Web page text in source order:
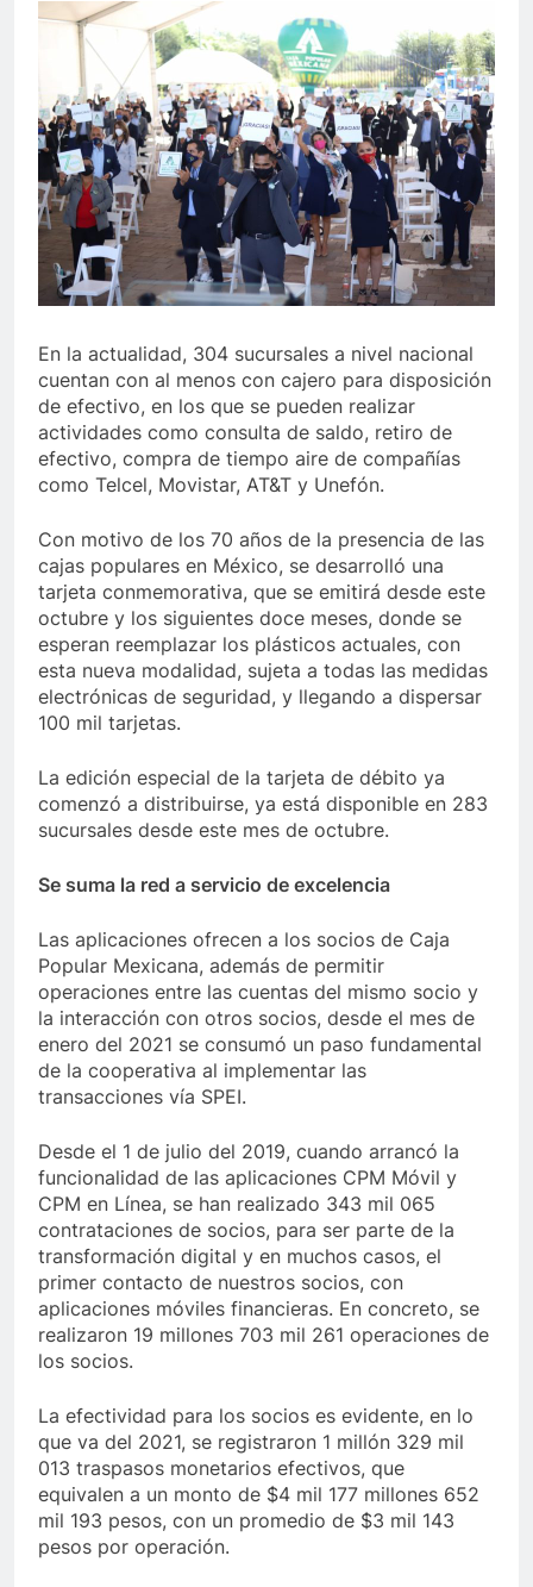
En la actualidad, 304 sucursales a nivel nacional
cuentan con al menos con cajero para disposición
de efectivo, en los que se pueden realizar
actividades como consulta de saldo, retiro de
efectivo, compra de tiempo aire de compañías
como Telcel, Movistar, AT&T y Unefón.
Con motivo de los 70 años de la presencia de las
cajas populares en México, se desarrolló una
tarjeta conmemorativa, que se emitirá desde este
octubre y los siguientes doce meses, donde se
esperan reemplazar los plásticos actuales, con
esta nueva modalidad, sujeta a todas las medidas
electrónicas de seguridad, y llegando a dispersar
100 mil tarjetas.
La edición especial de la tarjeta de débito ya
comenzó a distribuirse, ya está disponible en 283
sucursales desde este mes de octubre.
Se suma la red a servicio de excelencia
Las aplicaciones ofrecen a los socios de Caja
Popular Mexicana, además de permitir
operaciones entre las cuentas del mismo socio y
la interacción con otros socios, desde el mes de
enero del 2021 se consumó un paso fundamental
de la cooperativa al implementar las
transacciones vía SPEI.
Desde el 1 de julio del 2019, cuando arrancó la
funcionalidad de las aplicaciones CPM Móvil y
CPM en Línea, se han realizado 343 mil 065
contrataciones de socios, para ser parte de la
transformación digital y en muchos casos, el
primer contacto de nuestros socios, con
aplicaciones móviles financieras. En concreto, se
realizaron 19 millones 703 mil 261 operaciones de
los socios.
La efectividad para los socios es evidente, en lo
que va del 2021, se registraron 1 millón 329 mil
013 traspasos monetarios efectivos, que
equivalen a un monto de $4 mil 177 millones 652
mil 193 pesos, con un promedio de $3 mil 143
pesos por operación.